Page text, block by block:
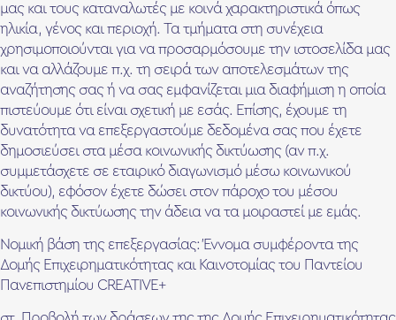
μας και τους καταναλωτές με κοινά χαρακτηριστικά όπως
ηλικία, γένος και περιοχή. Τα τμήματα στη συνέχεια
χρησιμοποιούνται για να προσαρμόσουμε την ιστοσελίδα μας
και να αλλάζουμε π.χ. τη σειρά των αποτελεσμάτων της
αναζήτησης σας ή να σας εμφανίζεται μια διαφήμιση η οποία
πιστεύουμε ότι είναι σχετική με εσάς. Επίσης, έχουμε τη
δυνατότητα να επεξεργαστούμε δεδομένα σας που έχετε
δημοσιεύσει στα μέσα κοινωνικής δικτύωσης (αν π.χ.
συμμετάσχετε σε εταιρικό διαγωνισμό μέσω κοινωνικού
δικτύου), εφόσον έχετε δώσει στον πάροχο του μέσου
κοινωνικής δικτύωσης την άδεια να τα μοιραστεί με εμάς.
Νομική βάση της επεξεργασίας: Έννομα συμφέροντα της
Δομής Επιχειρηματικότητας και Καινοτομίας του Παντείου
Πανεπιστημίου CREATIVE+